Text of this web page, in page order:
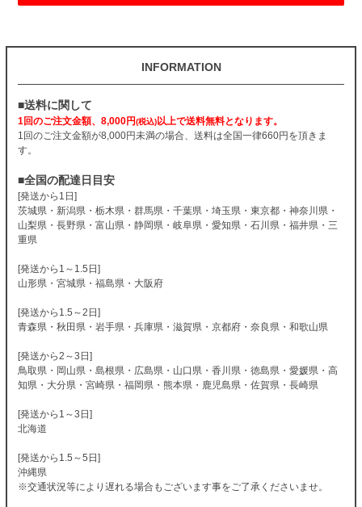
INFORMATION
■送料に関して
1回のご注文金額、8,000円(税込)以上で送料無料となります。
1回のご注文金額が8,000円未満の場合、送料は全国一律660円を頂きま
す。
■全国の配達日目安
[発送から1日]
茨城県・新潟県・栃木県・群馬県・千葉県・埼玉県・東京都・神奈川県・
山梨県・長野県・富山県・静岡県・岐阜県・愛知県・石川県・福井県・三
重県
[発送から1～1.5日]
山形県・宮城県・福島県・大阪府
[発送から1.5～2日]
青森県・秋田県・岩手県・兵庫県・滋賀県・京都府・奈良県・和歌山県
[発送から2～3日]
鳥取県・岡山県・島根県・広島県・山口県・香川県・徳島県・愛媛県・高
知県・大分県・宮崎県・福岡県・熊本県・鹿児島県・佐賀県・長崎県
[発送から1～3日]
北海道
[発送から1.5～5日]
沖縄県
※交通状況等により遅れる場合もございます事をご了承くださいませ。